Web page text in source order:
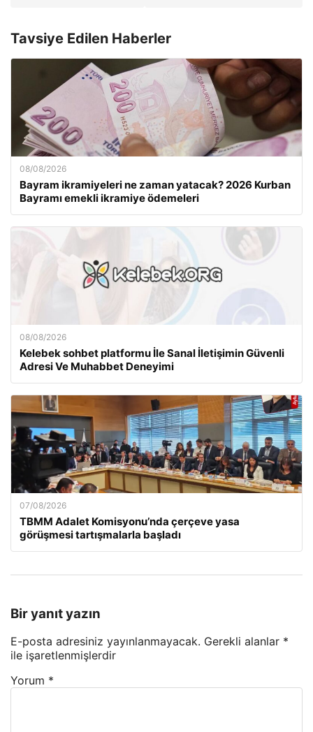
Tavsiye Edilen Haberler
08/08/2026
Bayram ikramiyeleri ne zaman yatacak? 2026 Kurban
Bayramı emekli ikramiye ödemeleri
08/08/2026
Kelebek sohbet platformu İle Sanal İletişimin Güvenli
Adresi Ve Muhabbet Deneyimi
07/08/2026
TBMM Adalet Komisyonu’nda çerçeve yasa
görüşmesi tartışmalarla başladı
Bir yanıt yazın
E-posta adresiniz yayınlanmayacak. Gerekli alanlar *
ile işaretlenmişlerdir
Yorum *